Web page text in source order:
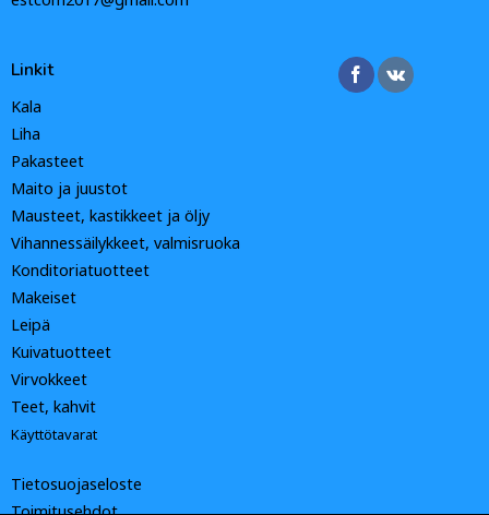
Linkit
Kala
Liha
Pakasteet
Maito ja juustot
Mausteet, kastikkeet ja öljy
Vihannessäilykkeet, valmisruoka
Konditoriatuotteet
Makeiset
Leipä
Kuivatuotteet
Virvokkeet
Teet, kahvit
Käyttötavarat
Tietosuojaseloste